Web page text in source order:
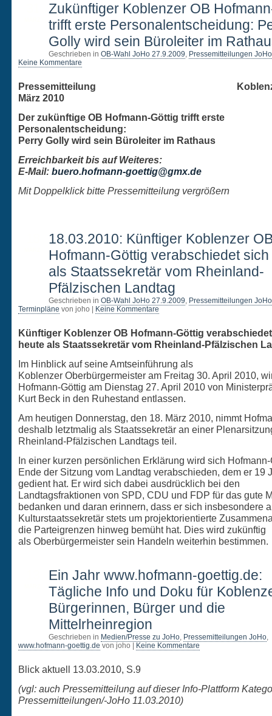
Zukünftiger Koblenzer OB
trifft erste Personalentscheidung:
Golly wird sein Büroleiter im
Geschrieben in OB-Wahl JoHo 27.9.2009, Pressemitteilungen JoHo
Keine Kommentare
Pressemitteilung Koblenz,
März 2010
Der zukünftige OB Hofmann-Göttig trifft erste
Personalentscheidung:
Perry Golly wird sein Büroleiter im Rathaus
Erreichbarkeit bis auf Weiteres:
E-Mail: buero.hofmann-goettig@gmx.de
Mit Doppelklick bitte Pressemitteilung vergrößern
18.03.2010: Künftiger Koblenzer
Hofmann-Göttig verabschiedet
als Staatssekretär vom Rheinland-
Pfälzischen Landtag
Geschrieben in OB-Wahl JoHo 27.9.2009, Pressemitteilungen JoHo
Terminpläne von joho | Keine Kommentare
Künftiger Koblenzer OB Hofmann-Göttig
heute als Staatssekretär vom Rheinland-Pfälzischen
Im Hinblick auf seine Amtseinführung als
Koblenzer Oberbürgermeister am Freitag 30. April 2010,
Hofmann-Göttig am Dienstag 27. April 2010 von
Kurt Beck in den Ruhestand entlassen.
Am heutigen Donnerstag, den 18. März 2010, nimmt
deshalb letztmalig als Staatssekretär an einer
Rheinland-Pfälzischen Landtags teil.
In einer kurzen persönlichen Erklärung wird sich
Ende der Sitzung vom Landtag verabschieden, dem er 19
gedient hat. Er wird sich dabei ausdrücklich bei den
Landtagsfraktionen von SPD, CDU und FDP für das gute
bedanken und daran erinnern, dass er sich insbesondere
Kulturstaatssekretär stets um projektorientierte
die Parteigrenzen hinweg bemüht hat. Dies wird zukünftig
als Oberbürgermeister sein Handeln weiterhin bestimmen.
Ein Jahr www.hofmann-goettig.de:
Tägliche Info und Doku für
Bürgerinnen, Bürger und die
Mittelrheinregion
Geschrieben in Medien/Presse zu JoHo, Pressemitteilungen JoHo,
www.hofmann-goettig.de von joho | Keine Kommentare
Blick aktuell 13.03.2010, S.9
(vgl: auch Pressemitteilung auf dieser Info-Plattform
Pressemitteilungen/-JoHo 11.03.2010)